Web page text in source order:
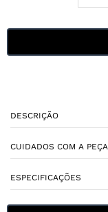
DESCRIÇÃO
CUIDADOS COM A PEÇA
ESPECIFICAÇÕES